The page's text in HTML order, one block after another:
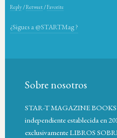
Reply /Retweet /Favorite
¿Sigues a @STARTMag ?
Sobre nosotros
STAR-T MAGAZINE BOOKS
independiente establecida en
exclusivamente LIBROS